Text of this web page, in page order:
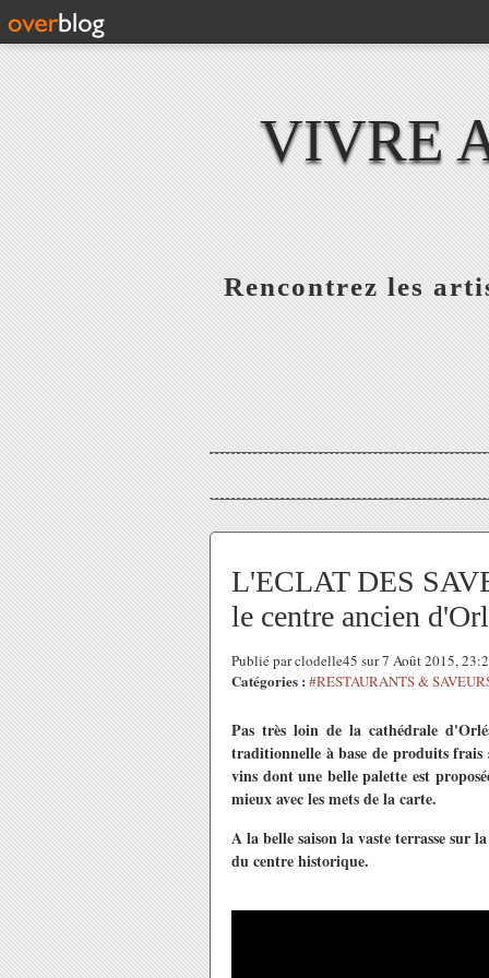
VIVRE
Rencontrez les
L'ECLAT DES
le centre ancien
Publié par clodelle45 sur 7 Août 2015,
Catégories : #RESTAURANTS &
Pas très loin de la cathédrale
traditionnelle à base de produits frais
vins dont une belle palette est
mieux avec les mets de la carte.
A la belle saison la vaste terrasse sur
du centre historique.